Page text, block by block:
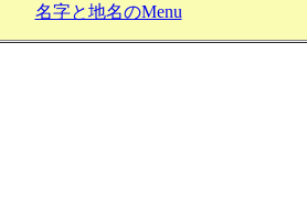
名字と地名のMenu